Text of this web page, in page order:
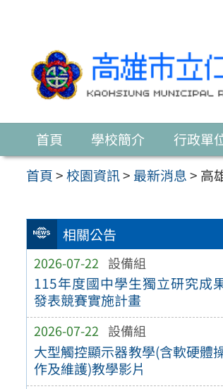
首頁 學校簡介 行政單
首頁>校園資訊> 最新消息> 高
相關公告
2026-07-22 設備組
115年度國中學生獨立研究成
發表競賽實施計畫
2026-07-22 設備組
大型觸控顯示器教學(含軟硬體
作及維護)教學影片